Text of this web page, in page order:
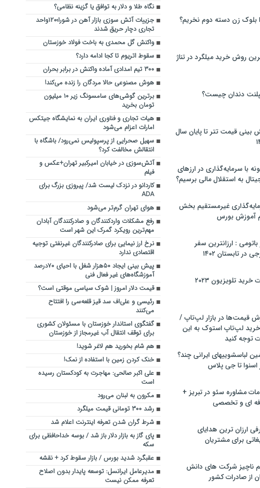
بلوک زن دسته دوم نخریم؟
روش خرید میلگرد در تناژ
دندان چیست؟
بینی قیمت تتر تا پایان سال
با سرمایه‌گذاری در ارزهای
به استقلال مالی برسیم؟
غیرمستقیم بخش
آموزش بورس
باتومی : ارزانترین سفر
در تابستان ۱۴۰۲
خرید تلویزیون ۲۰۲۳
قیمت‌ها در بازار لپ‌تاپ /
لپ‌تاپ استوک به این
توجه کنید
ماشین لباسشویی‎های ایرانی چند؟
اسنوا تا جی پلاس
مشاوره سئو در تبریز +
ای و تخصصی
ارزان ترین هدایای
برای مشتریان
ناچیز شرکت های دانش
از صادرات کشور
نگاه طلا و دلار به توافق یا گزینه نظامی؟
جزییات آتش سوزی بازار آهن در شورا؛۱۲۰واحد
تجاری دچار حریق شدند
واکنش گل محمدی به باخت فولاد خوزستان
سقوط اتریوم تا کجا ادامه دارد؟
۳۰۰ تیم امدادی آماده واکنش در برابر بحران
هوش مصنوعی حالا مردگان را زنده می‌کند!
برترین گوشی‌های سامسونگ زیر ۱۰ میلیون
تومان بخرید
هیات تجاری و فناوری ایران به نمایشگاه جیتکس
امارات اعزام می‌شود
سهیل صحرایی از پرسپولیس نمی‌رود/ باشگاه با
انتقالش مخالفت کرد؟
آتش‌سوزی در خیابان امیرکبیر تهران+عکس و
فیلم
کاردانو در نزدک لیست شد/ پیروزی بزرگ برای
ADA
هوای تهران گرم‌تر می‌شود
رفع مشکلات واردکنندگان و صادرکنندگان آبادان
مهم‌ترین رویکرد گمرک این شهر است
نرخ ارز نیمایی برای صادرکنندگان غیرنفتی توجیه
اقتصادی ندارد
پیش بینی ایجاد ۵۰هزار شغل با احیای ۷۰درصد
آموزشگاه‌های غیر فعال فنی
قیمت دلار امروز | شوک سیاسی موقتی است؟
رئیسی و علی‌اف سد قیز قلعه‌سی را افتتاح
می‌کنند
گفتگوی استاندار خوزستان با مسئولان کشوری
برای توقف انتقال آب غیرمجاز از خوزستان
هم شام بخورید هم لاغر شوید!
خنک کردن زمین با استفاده از نمک!
علی اکبر صالحی: مهاجرت به کودکستان رسیده
است
مکرون به لبنان می‌رود
رشد ۳۰۰ تومانی قیمت میلگرد
شرط گران شدن تعرفه اینترنت اعلام شد
پای گاز به بازار دلار باز شد / بوسه خداحافظی برای
سکه
عقبگرد شدید بورس / بازار سقوط کرد + نقشه
مدیرعامل ایرانسل: توسعه پایدار بدون اصلاح
تعرفه ممکن نیست